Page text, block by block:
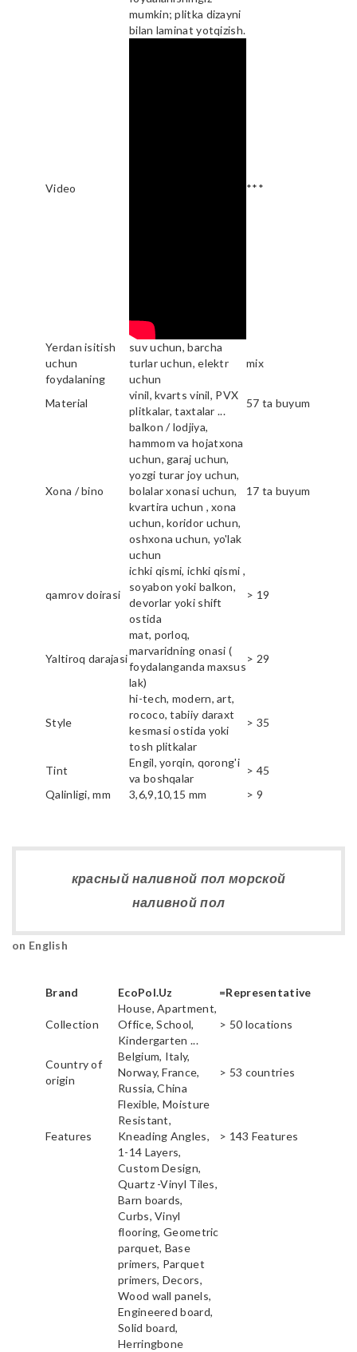
mumkin; plitka dizayni
bilan laminat yotqizish.
Video ***
Yerdan isitish
uchun
foydalaning
suv uchun, barcha
turlar uchun, elektr
uchun
mix
Material
vinil, kvarts vinil, PVX
plitkalar, taxtalar ...
57 ta buyum
Xona / bino
balkon / lodjiya,
hammom va hojatxona
uchun, garaj uchun,
yozgi turar joy uchun,
bolalar xonasi uchun,
kvartira uchun , xona
uchun, koridor uchun,
oshxona uchun, yo'lak
uchun
17 ta buyum
qamrov doirasi
ichki qismi, ichki qismi ,
soyabon yoki balkon,
devorlar yoki shift
ostida
> 19
Yaltiroq darajasi
mat, porloq,
marvaridning onasi (
foydalanganda maxsus
lak)
> 29
Style
hi-tech, modern, art,
rococo, tabiiy daraxt
kesmasi ostida yoki
tosh plitkalar
> 35
Tint
Engil, yorqin, qorong'i
va boshqalar
> 45
Qalinligi, mm
3,6,9,10,15 mm > 9
красный наливной пол морской
наливной пол
on English
Brand EcoPol.Uz =Representative
Collection
House, Apartment,
Office, School,
Kindergarten ...
> 50 locations
Country of
origin
Belgium, Italy,
Norway, France,
Russia, China
> 53 countries
Features
Flexible, Moisture
Resistant,
Kneading Angles,
1-14 Layers,
Custom Design,
> 143 Features
Quartz -Vinyl Tiles,
Barn boards,
Curbs, Vinyl
flooring, Geometric
parquet, Base
primers, Parquet
primers, Decors,
Wood wall panels,
Engineered board,
Solid board,
Herringbone